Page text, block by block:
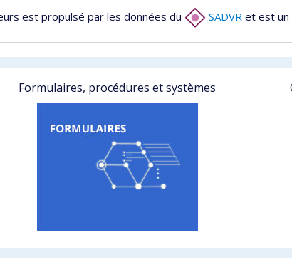
est propulsé par les données du SADVR et est
Formulaires, procédures et systèmes